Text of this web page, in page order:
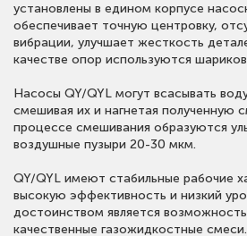
установлены в едином корпусе
обеспечивает точную центровку,
вибрации, улучшает жесткость
качестве опор используются
Насосы QY/QYL могут всасывать
смешивая их и нагнетая полученную
процессе смешивания образуются
воздушные пузыри 20-30 мкм.
QY/QYL имеют стабильные рабочие
высокую эффективность и низкий
достоинством является
качественные газожидкостные смеси.